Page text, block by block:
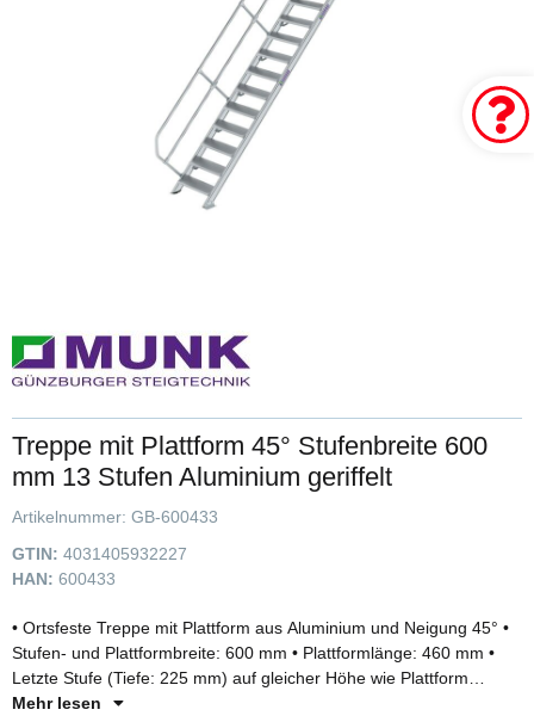
Treppe mit Plattform 45° Stufenbreite 600
mm 13 Stufen Aluminium geriffelt
Artikelnummer: GB-600433
GTIN: 4031405932227
HAN: 600433
• Ortsfeste Treppe mit Plattform aus Aluminium und Neigung 45° •
Stufen- und Plattformbreite: 600 mm • Plattformlänge: 460 mm •
Letzte Stufe (Tiefe: 225 mm) auf gleicher Höhe wie Plattform
montiert (Gesamttrittfläche: 685 mm) • Stufen- und
Mehr lesen